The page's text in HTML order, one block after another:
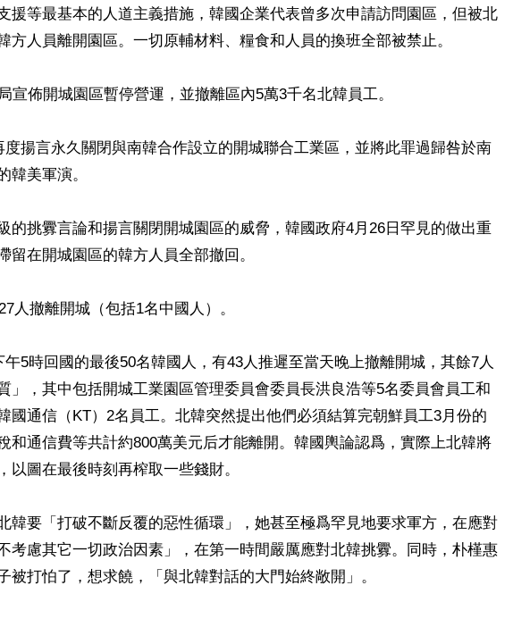
援等最基本的人道主義措施，韓國企業代表曾多次申請訪問園區，但被北
方人員離開園區。一切原輔材料、糧食和人員的換班全部被禁止。
宣佈開城園區暫停營運，並撤離區內5萬3千名北韓員工。
度揚言永久關閉與南韓合作設立的開城聯合工業區，並將此罪過歸咎於南
韓美軍演。
的挑釁言論和揚言關閉開城園區的威脅，韓國政府4月26日罕見的做出重
留在開城園區的韓方人員全部撤回。
人撤離開城（包括1名中國人）。
午5時回國的最後50名韓國人，有43人推遲至當天晚上撤離開城，其餘7人
」，其中包括開城工業園區管理委員會委員長洪良浩等5名委員會員工和
國通信（KT）2名員工。北韓突然提出他們必須結算完朝鮮員工3月份的
和通信費等共計約800萬美元后才能離開。韓國輿論認爲，實際上北韓將
以圖在最後時刻再榨取一些錢財。
韓要「打破不斷反覆的惡性循環」，她甚至極爲罕見地要求軍方，在應對
考慮其它一切政治因素」，在第一時間嚴厲應對北韓挑釁。同時，朴槿惠
被打怕了，想求饒，「與北韓對話的大門始終敞開」。